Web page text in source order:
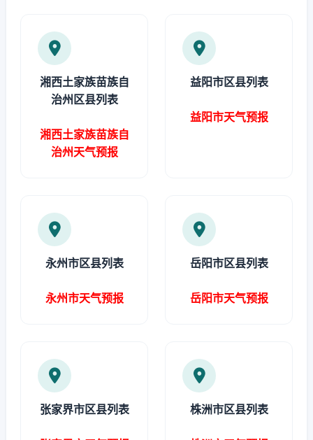
湘西土家族苗族自
治州区县列表
湘西土家族苗族自
治州天气预报
益阳市区县列表
益阳市天气预报
永州市区县列表
永州市天气预报
岳阳市区县列表
岳阳市天气预报
张家界市区县列表 株洲市区县列表